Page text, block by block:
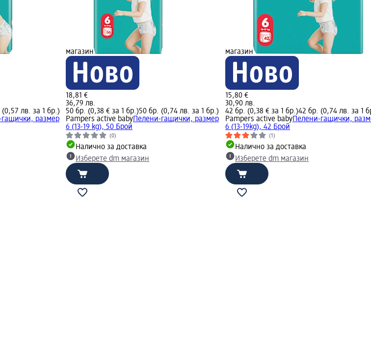
(0,57 лв. за 1 бр.)
гащички, размер
магазин
18,81 €
36,79 лв.
50 бр. (0,38 € за 1 бр.)50 бр. (0,74 лв. за 1 бр.)
Pampers active baby Пелени-гащички, размер
6 (13-19 kg), 50 Брой
(0)
Налично за доставка
Изберете dm магазин
магазин
15,80 €
30,90 лв.
42 бр. (0,38 € за 1 бр.)42 бр. (0,74 лв. за 1
Pampers active baby Пелени-гащички,
6 (13-19kg), 42 Брой
(1)
Налично за доставка
Изберете dm магазин